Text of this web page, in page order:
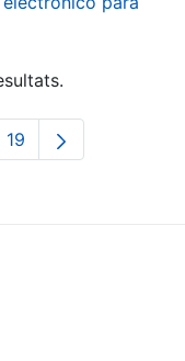
intermèdies
Pàgina
19